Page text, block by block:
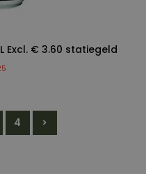
Excl. € 3.60 statiegeld
4 >